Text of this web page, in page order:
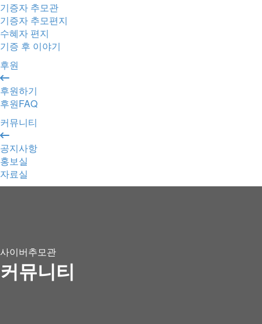
기증자 추모관
기증자 추모편지
수혜자 편지
기증 후 이야기
후원
후원하기
후원FAQ
커뮤니티
공지사항
홍보실
자료실
사이버추모관
커뮤니티